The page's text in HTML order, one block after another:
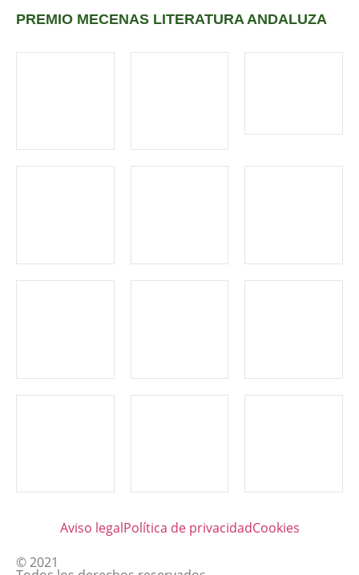
PREMIO MECENAS LITERATURA ANDALUZA
Aviso legalPolítica de privacidadCookies
© 2021